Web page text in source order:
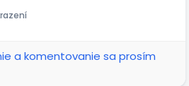
vědět, jak se vám líbí! 👇📲
a komentovanie sa prosím